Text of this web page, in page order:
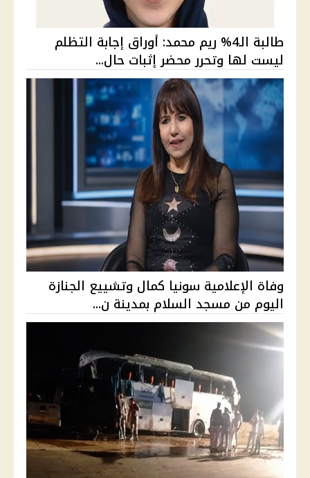
طالبة الـ4% ريم محمد: أوراق إجابة التظلم
ليست لها وتحرر محضر إثبات حال...
وفاة الإعلامية سونيا كمال وتشييع الجنازة
اليوم من مسجد السلام بمدينة ن...